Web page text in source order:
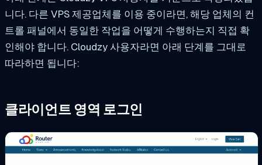
니다. 다른 VPS 제공업체를 이용 중이라면, 해당 업체의 컨
트롤 패널에서 동일한 작업을 어떻게 수행하는지 직접 확
인해야 합니다. Cloudzy 사용자라면 아래 단계를 그대로
따라하면 됩니다:
클라이언트 영역 로그인